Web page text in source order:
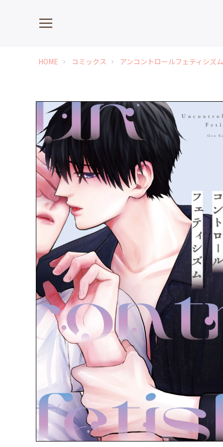
HOME chevron_right コミックス chevron_right アンコントロールフェティシズム